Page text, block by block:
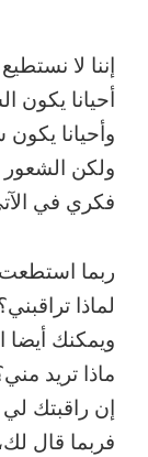
إننا لا
أحيانا يكون
وأحيانا
ولكن
فكري في
ربما
لماذا
ويمكنك أيضا
ماذا تريد
إن راقبتك لي
فربما قال